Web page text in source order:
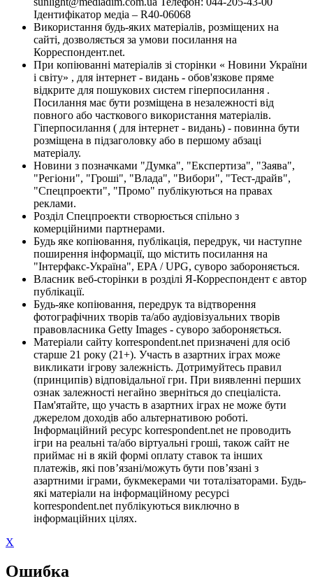
Ідентифікатор медіа – R40-06068
Використання будь-яких матеріалів, розміщених на
сайті, дозволяється за умови посилання на
Корреспондент.net.
При копіюванні матеріалів зі сторінки « Новини України
і світу» , для інтернет - видань - обов'язкове пряме
відкрите для пошукових систем гіперпосилання .
Посилання має бути розміщена в незалежності від
повного або часткового використання матеріалів.
Гіперпосилання ( для інтернет - видань) - повинна бути
розміщена в підзаголовку або в першому абзаці
матеріалу.
Новини з позначками "Думка", "Експертиза", "Заява",
"Регіони", "Гроші", "Влада", "Вибори", "Тест-драйв",
"Спецпроекти", "Промо" публікуються на правах
реклами.
Розділ Спецпроекти створюється спільно з
комерційними партнерами.
Будь яке копіювання, публікація, передрук, чи наступне
поширення інформації, що містить посилання на
"Інтерфакс-Україна", EPA / UPG, суворо забороняється.
Власник веб-сторінки в розділі Я-Корреспондент є автор
публікації.
Будь-яке копіювання, передрук та відтворення
фотографічних творів та/або аудіовізуальних творів
правовласника Getty Images - суворо забороняється.
Матеріали сайту korrespondent.net призначені для осіб
старше 21 року (21+). Участь в азартних іграх може
викликати ігрову залежність. Дотримуйтесь правил
(принципів) відповідальної гри. При виявленні перших
ознак залежності негайно зверніться до спеціаліста.
Пам'ятайте, що участь в азартних іграх не може бути
джерелом доходів або альтернативою роботі.
Інформаційний ресурс korrespondent.net не проводить
ігри на реальні та/або віртуальні гроші, також сайт не
приймає ні в якій формі оплату ставок та інших
платежів, які пов’язані/можуть бути пов’язані з
азартними іграми, букмекерами чи тоталізаторами. Будь-
які матеріали на інформаційному ресурсі
korrespondent.net публікуються виключно в
інформаційних цілях.
X
Ошибка